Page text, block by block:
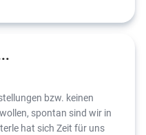
bzw. keinen
spontan sind wir in
hat sich Zeit für uns